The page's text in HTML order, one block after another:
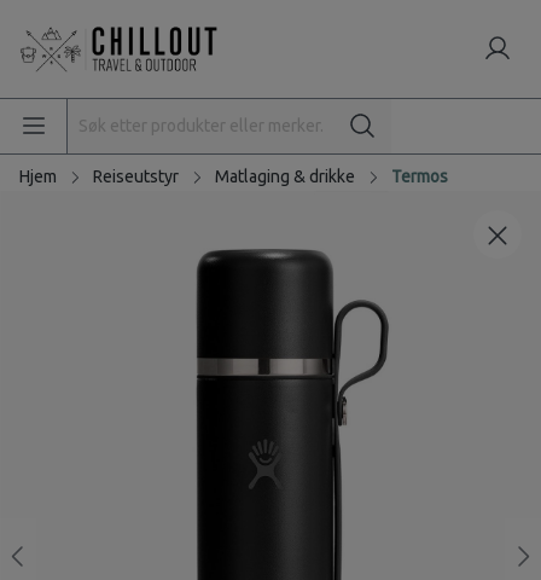
Hjem Reiseutstyr Matlaging & drikke Termos